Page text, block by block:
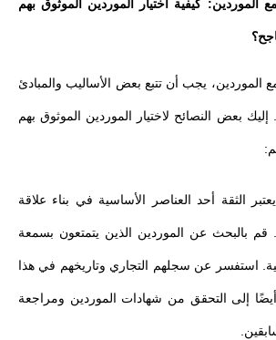
الموردين: كيفية اختيار الموردين الموثوق بهم
الموردين، يجب أن تتبع بعض الأساليب والمبادئ
إليك بعض النصائح لاختيار الموردين الموثوق بهم
يعتبر الثقة أحد العناصر الأساسية في بناء علاقة
قم بالبحث عن الموردين الذين يتمتعون بسمعة
استفسر عن سجلهم التجاري وتاريخهم في هذا
إلى التحقق من شهادات الموردين ومراجعة